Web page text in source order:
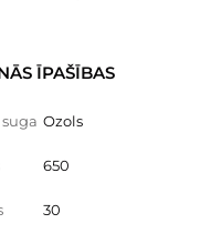
ĪPAŠĪBAS
suga Ozols
650
30